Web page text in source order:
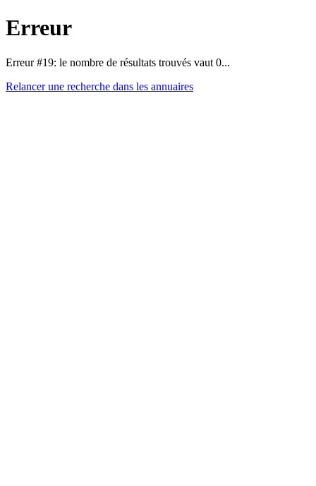
Erreur
Erreur #19: le nombre de résultats trouvés vaut 0...
Relancer une recherche dans les annuaires